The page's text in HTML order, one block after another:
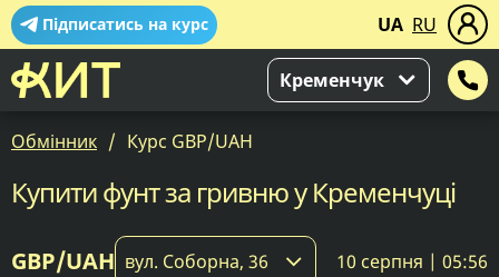
Підписатись на курс UA RU
Кременчук
Обмінник Курс GBP/UAH
Купити фунт за гривню у Кременчуці
GBP/UAH вул. Соборна, 36 10 серпня | 05:56